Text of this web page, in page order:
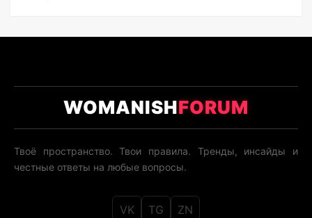
WOMANISHFORUM
Твоё пространство. Твои правила. Тренды, инсайды и
честные ответы на любые вопросы.
VK TG ZN